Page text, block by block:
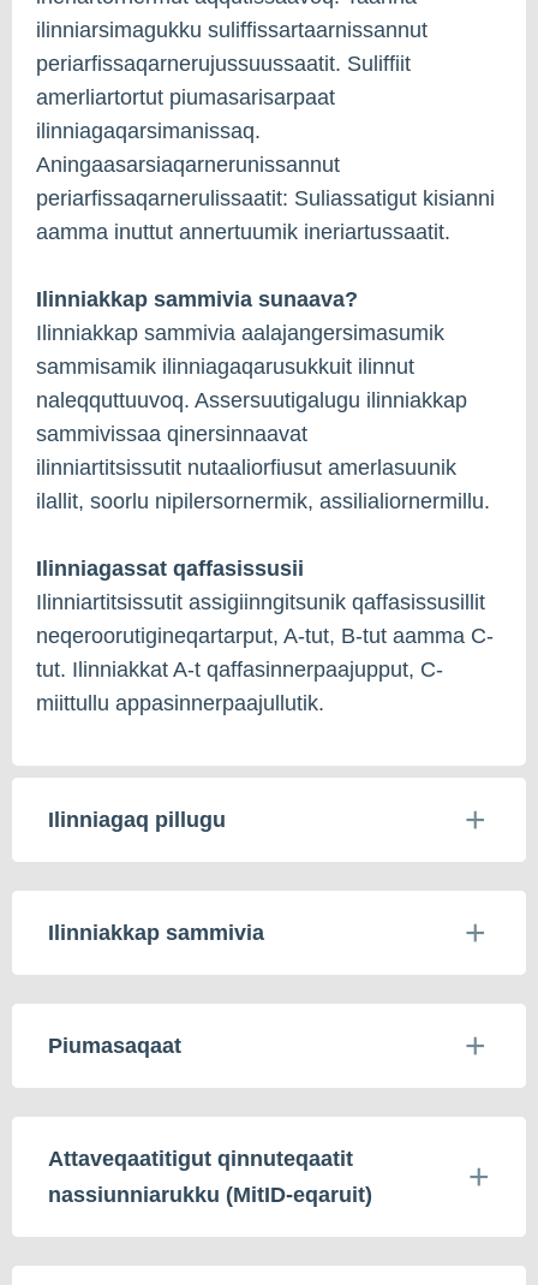
ilinniarsimagukku suliffissartaarnissannut
periarfissaqarnerujussuussaatit. Suliffiit
amerliartortut piumasarisarpaat
ilinniagaqarsimanissaq.
Aningaasarsiaqarnerunissannut
periarfissaqarnerulissaatit: Suliassatigut kisianni
aamma inuttut annertuumik ineriartussaatit.
Ilinniakkap sammivia sunaava?
Ilinniakkap sammivia aalajangersimasumik
sammisamik ilinniagaqarusukkuit ilinnut
naleqquttuuvoq. Assersuutigalugu ilinniakkap
sammivissaa qinersinnaavat
ilinniartitsissutit nutaaliorfiusut amerlasuunik
ilallit, soorlu nipilersornermik, assilialiornermillu.
Ilinniagassat qaffasissusii
Ilinniartitsissutit assigiinngitsunik qaffasissusillit
neqeroorutigineqartarput, A-tut, B-tut aamma C-
tut. Ilinniakkat A-t qaffasinnerpaajupput, C-
miittullu appasinnerpaajullutik.
Ilinniagaq pillugu
Ilinniakkap sammivia
Piumasaqaat
Attaveqaatitigut qinnuteqaatit
nassiunniarukku (MitID-eqaruit)